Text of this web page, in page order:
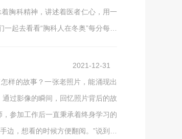
胸科精神，讲述着医者仁心，用一
起去看看“胸科人在冬奥”每分每秒
2021-12-31
样的故事？一张老照片，能涌现出
过影像的瞬间，回忆照片背后的故
参加工作后一直秉承着终身学习的
，想看的时候方便翻阅。”说到终